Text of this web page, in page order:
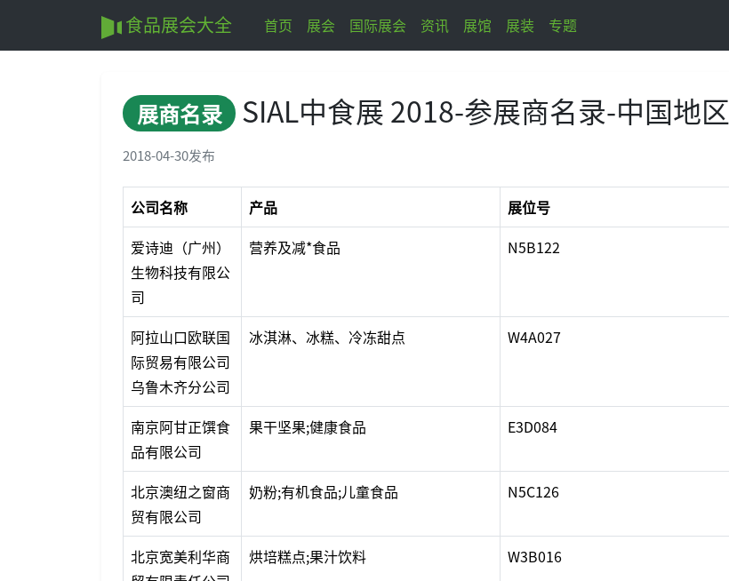
食品展会大全 首页 展会 国际展会 资讯 展馆 展装 专题
展商名录 SIAL中食展 2018-参展商名录-中国地区
2018-04-30发布
公司名称 产品
展位号
爱诗迪（广州）
生物科技有限公
司
营养及减*食品 N5B122
阿拉山口欧联国
际贸易有限公司
乌鲁木齐分公司
冰淇淋、冰糕、冷冻甜点 W4A027
南京阿甘正馔食
品有限公司
果干坚果;健康食品 E3D084
北京澳纽之窗商
贸有限公司
奶粉;有机食品;儿童食品 N5C126
北京宽美利华商
烘培糕点;果汁饮料 W3B016